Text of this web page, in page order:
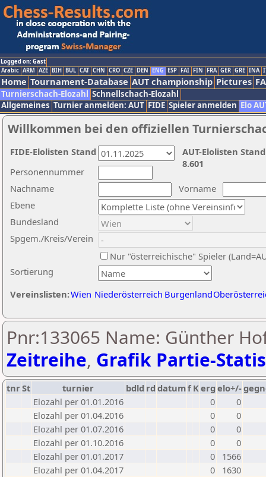
Logged on: Gast
Arabic ARM AZE BIH BUL CAT CHN CRO CZE DEN ENG ESP FAI FIN FRA GER GRE INA
Home Tournament-Database AUT championship Pictures
Turnierschach-Elozahl Schnellschach-Elozahl
Allgemeines Turnier anmelden: AUT FIDE Spieler anmelden Elo
Willkommen bei den offiziellen
Nachname
Vorname
Ebene
Sortierung
Personennummer
Bundesland
Spgem./Kreis/Verein
Nur "österreichische" Spieler
Vereinslisten:Wien Niederösterreich Burgenland
AUT-Elolisten
8.601
FIDE-Elolisten Stand
Pnr:133065 Name: Günther
Zeitreihe, Grafik Partie-
tnrSt turnier bdld rd datumf Kerg elo+/-
Elozahl per 01.01.2016
0
0
Elozahl per 01.04.2016
0
0
Elozahl per 01.07.2016
0
0
Elozahl per 01.10.2016
0
0
Elozahl per 01.01.2017
0
1566
Elozahl per 01.04.2017
0
1630